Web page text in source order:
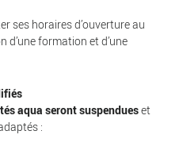
ses horaires d’ouverture au
d’une formation et d’une
aqua seront suspendueset
: